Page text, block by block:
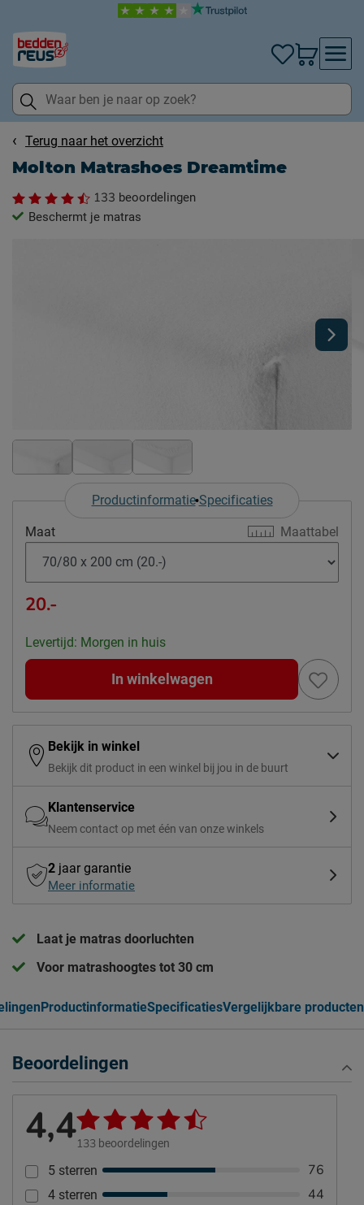
Terug naar het overzicht
Molton Matrashoes Dreamtime
133 beoordelingen
Beschermt je matras
Productinformatie Specificaties
Maattabel
Maat
20.-
Levertijd: Morgen in huis
In winkelwagen
Bekijk in winkel
Bekijk dit product in een winkel bij jou in de buurt
Klantenservice
Neem contact op met één van onze winkels
2 jaar garantie
Meer informatie
Laat je matras doorluchten
Voor matrashoogtes tot 30 cm
ProductinformatieSpecificatiesVergelijkbare producten
Beoordelingen
4,4133 beoordelingen
5 sterren 76
4 sterren 44